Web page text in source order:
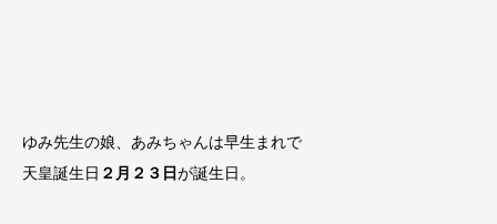
ゆみ先生の娘、あみちゃんは早生まれで
天皇誕生日 ２月２３日が誕生日。